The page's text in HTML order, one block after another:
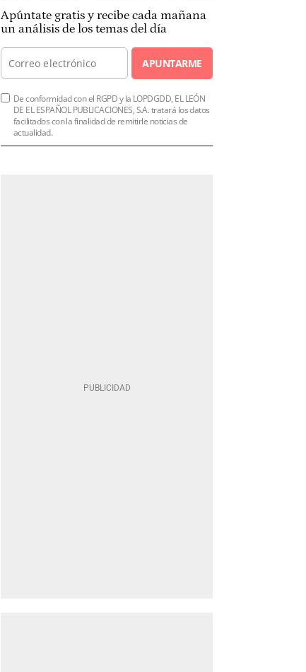
Apúntate gratis y recibe cada mañana
un análisis de los temas del día
APUNTARME
De conformidad con el RGPD y la LOPDGDD, EL LEÓN
DE EL ESPAÑOL PUBLICACIONES, S.A. tratará los datos
facilitados con la finalidad de remitirle noticias de
actualidad.